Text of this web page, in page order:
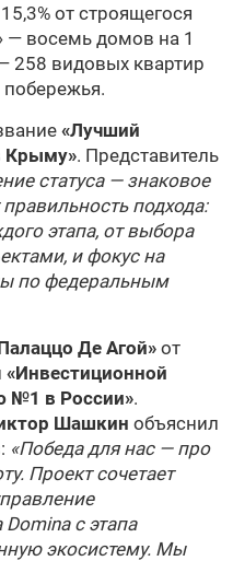
от строящегося
— восемь домов на 1
258 видовых квартир
«Лучший
Крыму». Представитель
статуса — знаковое
подхода:
этапа, от выбора
и фокус на
по федеральным
Де Агой» от
«Инвестиционной
№1 в России».
Шашкин объяснил
«Победа для нас — про
Проект сочетает
с этапа
экосистему. Мы